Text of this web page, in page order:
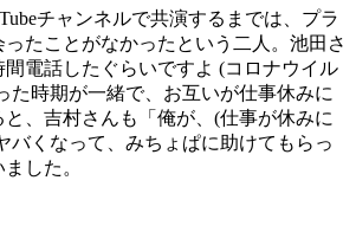
チャンネルで共演するまでは、プラ
たことがなかったという二人。池田さ
間電話したぐらいですよ (コロナウイル
た時期が一緒で、お互いが仕事休みに
、吉村さんも「俺が、(仕事が休みに
バくなって、みちょぱに助けてもらっ
した。